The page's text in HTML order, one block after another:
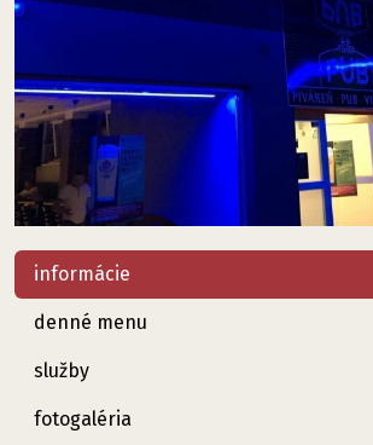
informácie
denné menu
služby
fotogaléria